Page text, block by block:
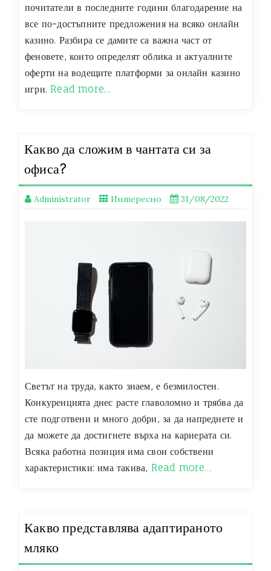
почитатели в последните години благодарение на
все по-достъпните предложения на всяко онлайн
казино. Разбира се дамите са важна част от
феновете, които определят облика и актуалните
оферти на водещите платформи за онлайн казино
игри.Read more…
Какво да сложим в чантата си за
офиса?
Administrator Интересно 31/08/2022
Светът на труда, както знаем, е безмилостен.
Конкуренцията днес расте главоломно и трябва да
сте подготвени и много добри, за да напреднете и
да можете да достигнете върха на кариерата си.
Всяка работна позиция има свои собствени
характеристики: има такива, Read more…
Какво представлява адаптираното
мляко